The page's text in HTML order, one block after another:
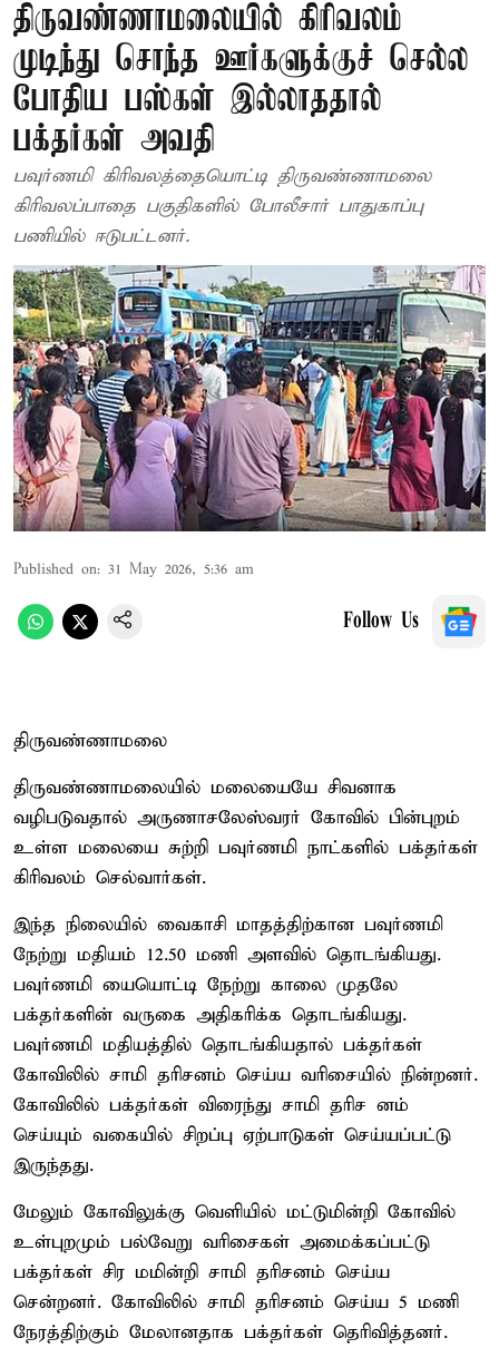
திருவண்ணாமலையில் கிரிவலம்
முடிந்து சொந்த ஊர்களுக்குச் செல்ல
போதிய பஸ்கள் இல்லாததால்
பக்தர்கள் அவதி
பவுர்ணமி கிரிவலத்தையொட்டி திருவண்ணாமலை
கிரிவலப்பாதை பகுதிகளில் போலீசார் பாதுகாப்பு
பணியில் ஈடுபட்டனர்.
Published on: 31 May 2026, 5:36 am
Follow Us
திருவண்ணாமலை
திருவண்ணாமலையில் மலையையே சிவனாக
வழிபடுவதால் அருணாசலேஸ்வரர் கோவில் பின்புறம்
உள்ள மலையை சுற்றி பவுர்ணமி நாட்களில் பக்தர்கள்
கிரிவலம் செல்வார்கள்.
இந்த நிலையில் வைகாசி மாதத்திற்கான பவுர்ணமி
நேற்று மதியம் 12.50 மணி அளவில் தொடங்கியது.
பவுர்ணமி யையொட்டி நேற்று காலை முதலே
பக்தர்களின் வருகை அதிகரிக்க தொடங்கியது.
பவுர்ணமி மதியத்தில் தொடங்கியதால் பக்தர்கள்
கோவிலில் சாமி தரிசனம் செய்ய வரிசையில் நின்றனர்.
கோவிலில் பக்தர்கள் விரைந்து சாமி தரிச னம்
செய்யும் வகையில் சிறப்பு ஏற்பாடுகள் செய்யப்பட்டு
இருந்தது.
மேலும் கோவிலுக்கு வெளியில் மட்டுமின்றி கோவில்
உள்புறமும் பல்வேறு வரிசைகள் அமைக்கப்பட்டு
பக்தர்கள் சிர மமின்றி சாமி தரிசனம் செய்ய
சென்றனர். கோவிலில் சாமி தரிசனம் செய்ய 5 மணி
நேரத்திற்கும் மேலானதாக பக்தர்கள் தெரிவித்தனர்.